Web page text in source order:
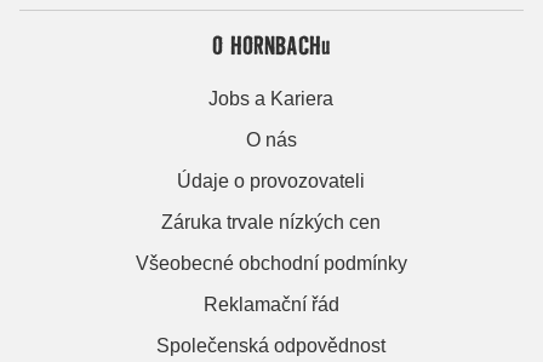
O HORNBACHu
Jobs a Kariera
O nás
Údaje o provozovateli
Záruka trvale nízkých cen
Všeobecné obchodní podmínky
Reklamační řád
Společenská odpovědnost